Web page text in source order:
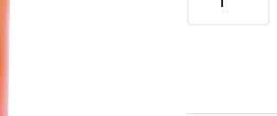
DIMARTINO